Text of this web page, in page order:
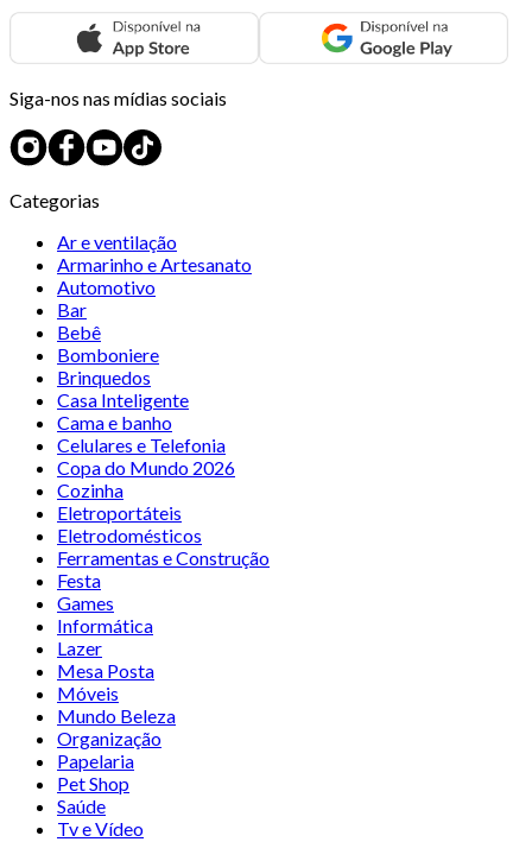
Siga-nos nas mídias sociais
Categorias
Ar e ventilação
Armarinho e Artesanato
Automotivo
Bar
Bebê
Bomboniere
Brinquedos
Casa Inteligente
Cama e banho
Celulares e Telefonia
Copa do Mundo 2026
Cozinha
Eletroportáteis
Eletrodomésticos
Ferramentas e Construção
Festa
Games
Informática
Lazer
Mesa Posta
Móveis
Mundo Beleza
Organização
Papelaria
Pet Shop
Saúde
Tv e Vídeo